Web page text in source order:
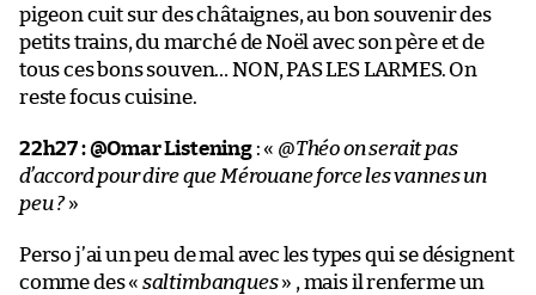
pigeon cuit sur des châtaignes, au bon souvenir des
petits trains, du marché de Noël avec son père et de
tous ces bons souven… NON, PAS LES LARMES. On
reste focus cuisine.
22h27 :@Omar Listening : « @Théo on serait pas
d’accord pour dire que Mérouane force les vannes un
peu ?»
Perso j’ai un peu de mal avec les types qui se désignent
comme des « saltimbanques» , mais il renferme un